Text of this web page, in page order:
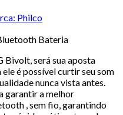
Philco
Bateria
Bivolt, será sua aposta
é possível curtir seu som
nunca vista antes.
garantir a melhor
, sem fio, garantindo